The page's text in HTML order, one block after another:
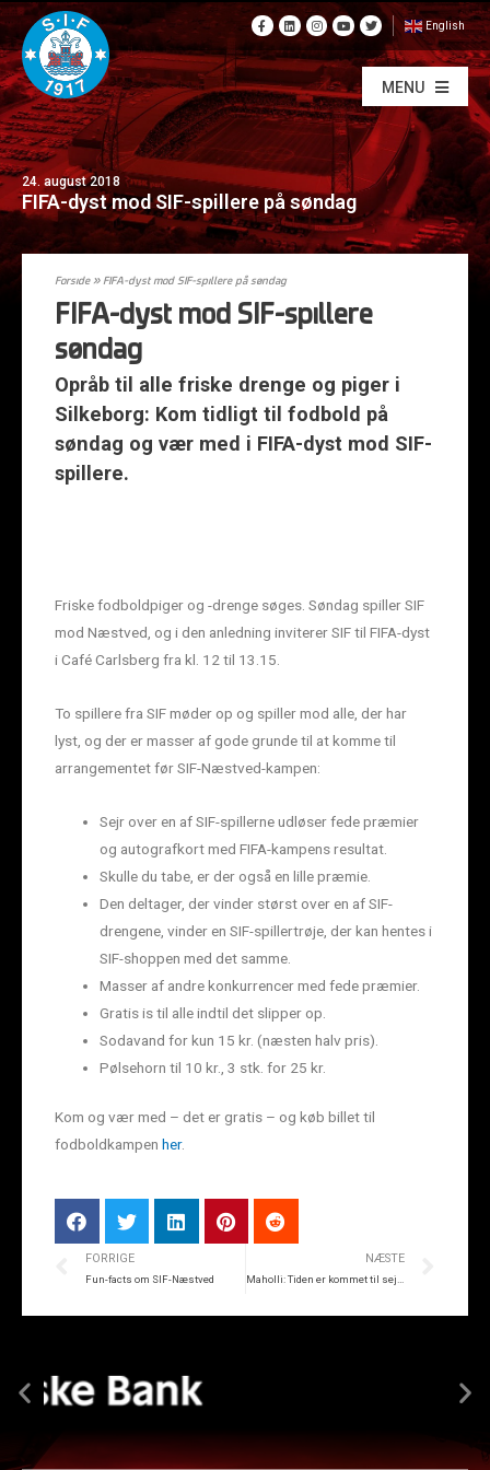
English
MENU
24. august 2018
FIFA-dyst mod SIF-spillere på søndag
Forside»FIFA-dyst mod SIF-spillere på søndag
FIFA-dyst mod SIF-spillere
søndag
Opråb til alle friske drenge og piger i
Silkeborg: Kom tidligt til fodbold på
søndag og vær med i FIFA-dyst mod SIF-
spillere.
Friske fodboldpiger og -drenge søges. Søndag spiller SIF
mod Næstved, og i den anledning inviterer SIF til FIFA-dyst
i Café Carlsberg fra kl. 12 til 13.15.
To spillere fra SIF møder op og spiller mod alle, der har
lyst, og der er masser af gode grunde til at komme til
arrangementet før SIF-Næstved-kampen:
Sejr over en af SIF-spillerne udløser fede præmier
og autografkort med FIFA-kampens resultat.
Skulle du tabe, er der også en lille præmie.
Den deltager, der vinder størst over en af SIF-
drengene, vinder en SIF-spillertrøje, der kan hentes i
SIF-shoppen med det samme.
Masser af andre konkurrencer med fede præmier.
Gratis is til alle indtil det slipper op.
Sodavand for kun 15 kr. (næsten halv pris).
Pølsehorn til 10 kr., 3 stk. for 25 kr.
Kom og vær med – det er gratis – og køb billet til
fodboldkampen her.
FORRIGE
Fun-facts om SIF-Næstved
NÆSTE
Maholli: Tiden er kommet til sejr på JYSK park